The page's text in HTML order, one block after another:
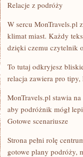
Relacje z podróży
W sercu MonTravels.pl
klimat miast. Każdy
dzięki czemu czytelnik
To tutaj odkryjesz
relacja zawiera pro
MonTravels.pl stawia
aby podróżnik mógł
Gotowe scenariusze
Strona pełni rolę
gotowe plany podróży,